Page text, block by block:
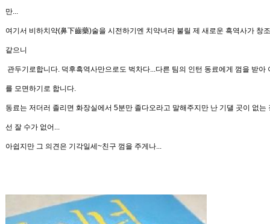
만...
여기서 비하치약(鼻下齒藥)술을 시전하기엔 치약녀라 불릴 제 새로운 흑역사가 창
같으니
관두기로합니다. 덕후흑역사만으로도 벅차다...다른 팀의 인턴 동료에게 껌을 받아
를 모면하기로 합니다.
동료는 저더러 졸리면 화장실에서 5분만 졸다오라고 말해주지만 난 기댈 곳이 없는
선 잘 수가 없어 ...
아쉽지만 그 의견은 기각일세~친구 껌을 주게나...